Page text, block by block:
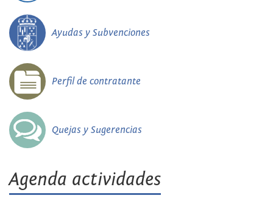
Ayudas y Subvenciones
Perfil de contratante
Quejas y Sugerencias
Agenda actividades